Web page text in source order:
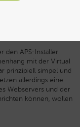
den APS-Installer
mit der Virtual
prinzipiell simpel und
allerdings eine
Webservers und der
können, wollen